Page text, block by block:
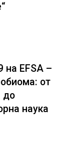
на EFSA –
от
до
наука